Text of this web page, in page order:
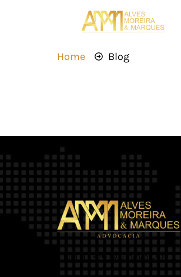
Home Blog
CNPJ 42.579.159/0001-52 |